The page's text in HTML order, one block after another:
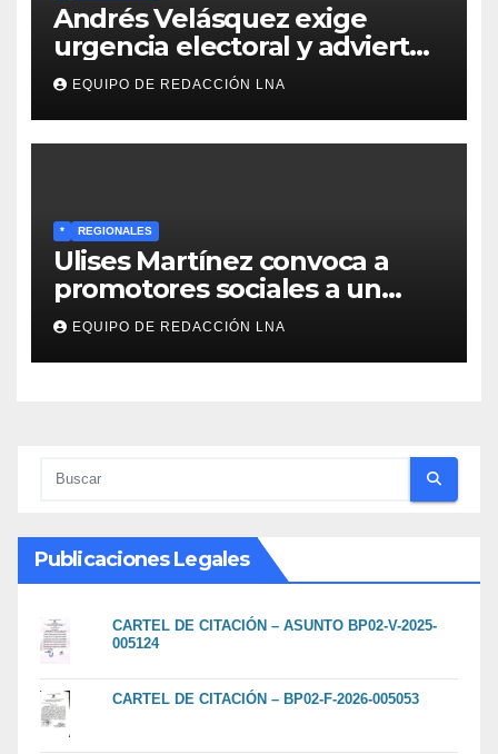
Andrés Velásquez exige
urgencia electoral y advierte:
«Sin presión en la calle no
habrá elecciones»
EQUIPO DE REDACCIÓN LNA
* REGIONALES
Ulises Martínez convoca a
promotores sociales a un
encuentro estratégico este
lunes en Barcelona en contra
de los apagones y malos
EQUIPO DE REDACCIÓN LNA
Publicaciones Legales
CARTEL DE CITACIÓN – ASUNTO BP02-V-2025-
005124
CARTEL DE CITACIÓN – BP02-F-2026-005053